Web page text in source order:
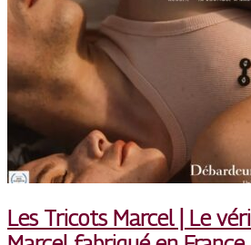
Les Tricots Marcel | Le